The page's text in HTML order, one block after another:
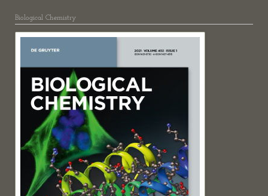
Biological Chemistry